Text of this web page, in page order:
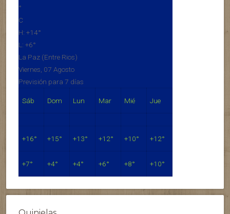
°
C
H: +14°
L: +6°
La Paz (Entre Rios)
Viernes, 07 Agosto
Previsión para 7 días
Sáb Dom Lun Mar Mié Jue
+16° +15° +13° +12° +10° +12°
+7° +4° +4° +6° +8° +10°